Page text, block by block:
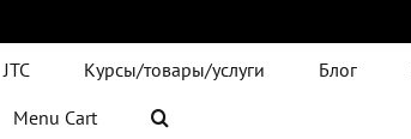
JTC Курсы/товары/услуги Блог
Menu Cart